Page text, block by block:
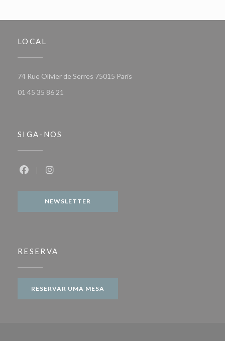
LOCAL
74 Rue Olivier de Serres 75015 Paris
01 45 35 86 21
SIGA-NOS
NEWSLETTER
RESERVA
RESERVAR UMA MESA